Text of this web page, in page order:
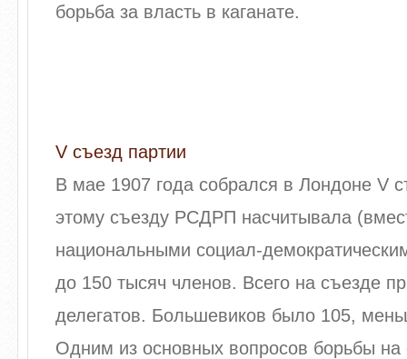
борьба за власть в каганате.
V съезд партии
В мае 1907 года собрался в Лондоне V
этому съезду РСДРП насчитывала
национальными социал-
до 150 тысяч членов. Всего на съезде
делегатов. Большевиков было 105,
Одним из основных вопросов борьбы